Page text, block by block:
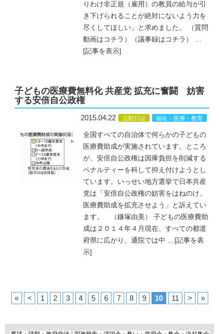
りわけ非正規（雇用）の教員の給与が引
き下げられることが絶対にないよう力を
尽くしてほしい」と求めました。 （質問
動画はコチラ）（議事録はコチラ）
…
[記事を表示]
子どもの医療費無料化 共産党 拡充に奮闘 妨害
する安倍自公政権
2015.04.22 活動日誌 福祉・医療・教育
全国すべての自治体で何らかの子どもの
医療費助成が実施されています。ところ
が、安倍自公政権は国庫負担を削減する
ペナルティーを科して抑え付けようとし
ています。いっせい地方選挙で日本共産
党は「安倍自公政権の妨害をはねのけ、
医療費助成を拡充させよう」と訴えてい
ます。 （鎌塚由美） 子どもの医療費助
成は２０１４年４月現在、すべての都道
府県に広がり、通院では中 … [記事を表
示]
« < 1 2 3 4 5 6 7 8 9 10 11 > »